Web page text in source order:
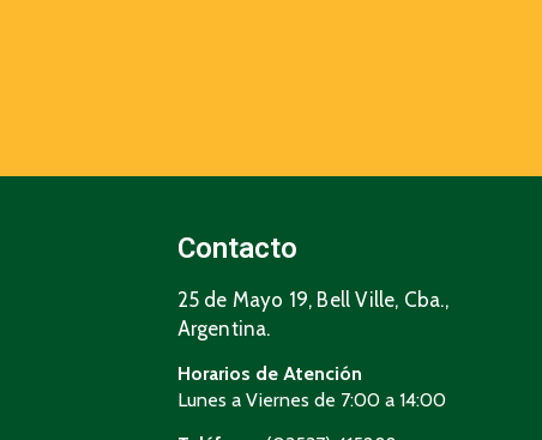
Contacto
25 de Mayo 19, Bell Ville, Cba.,
Argentina.
Horarios de Atención
Lunes a Viernes de 7:00 a 14:00